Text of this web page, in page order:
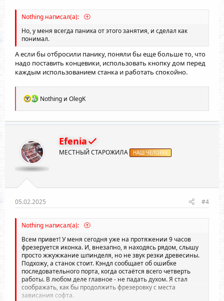
Nothing написал(а):
Но, у меня всегда паника от этого занятия, и сделал как
понимал.
А если бы отбросили панику, поняли бы еще больше то, что
надо поставить концевики, использовать кнопку дом перед
каждым использованием станка и работать спокойно.
Р
а
к
и
:
Nothing и OlegK
Efenia
МЕСТНЫЙ СТАРОЖИЛА НАШ ЧЕЛОВЕК
05.02.2025 #4
Nothing написал(а):
Всем привет! У меня сегодня уже на протяжении 9 часов
фрезеруется иконка. И, внезапно, я находясь рядом, слышу
просто жжужжание шпинделя, но не звук резки древесины.
Подхожу, а станок стоит. Кэндл сообщает об ошибке
последовательного порта, когда остаётся всего четверть
работы. В любом деле главное - не падать духом. Я стал
соображать, как бы продолжить фрезеровку с места
зависания софта.